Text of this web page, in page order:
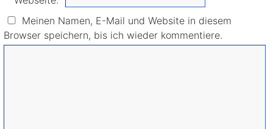
Meinen Namen, E-Mail und Website in diesem
Browser speichern, bis ich wieder kommentiere.